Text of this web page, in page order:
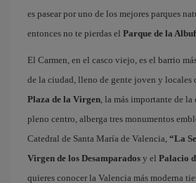
es pasear por uno de los mejores parques
entonces no te pierdas el Parque de la
El Carmen, en el casco viejo, es el barrio
de la ciudad, lleno de gente joven y locales
Plaza de la Virgen, la más importante de
pleno centro, alberga tres monumentos
Catedral de Santa María de Valencia, “La
Virgen de los Desamparados y el Palacio
quieres conocer la Valencia más moderna